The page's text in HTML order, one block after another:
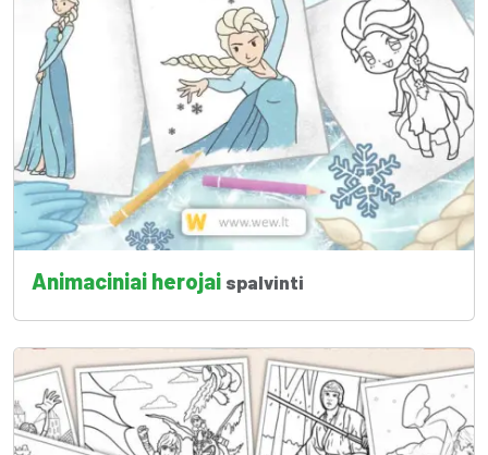
Animaciniai herojai spalvinti